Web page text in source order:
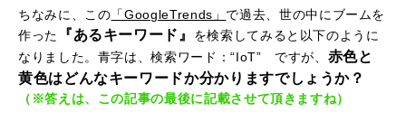
ちなみに、この 「GoogleTrends」 で過去、世の中にブームを
作った
『あるキーワード』
を検索してみると以下のように
なりました。青字は、検索ワード：“IoT” ですが、 赤色と
黄色はどんなキーワードか分かりますでしょうか？
（※答えは、この記事の最後に記載させて頂きますね）